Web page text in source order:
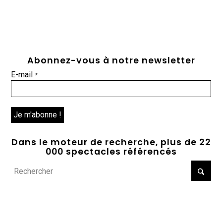
Abonnez-vous à notre newsletter
E-mail*
Dans le moteur de recherche, plus de 22
000 spectacles référencés